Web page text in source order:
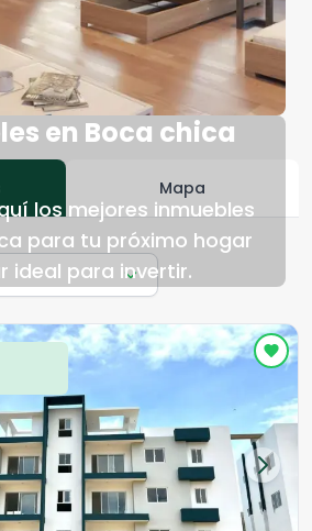
en Boca chica
los mejores inmuebles
para tu próximo hogar
ideal para invertir.
Mapa